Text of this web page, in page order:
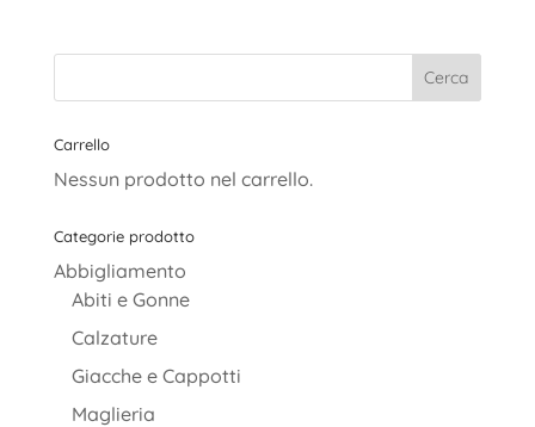
era:
è:
Carrello
Nessun prodotto nel carrello.
Categorie prodotto
Abbigliamento
Abiti e Gonne
Calzature
Giacche e Cappotti
Maglieria